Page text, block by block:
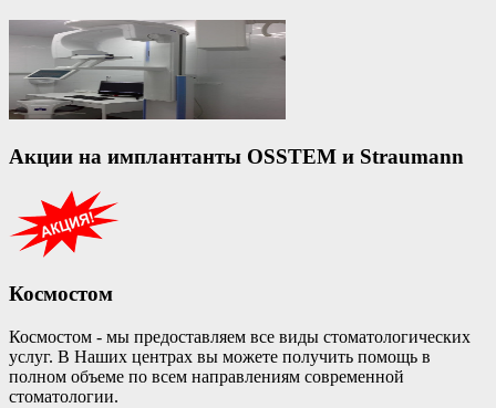
Акции на имплантанты OSSTEM и Straumann
Космостом
Космостом - мы предоставляем все виды стоматологических
услуг. В Наших центрах вы можете получить помощь в
полном объеме по всем направлениям современной
стоматологии.